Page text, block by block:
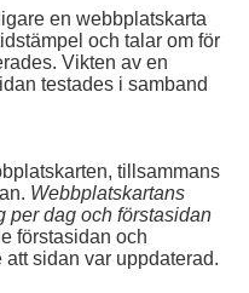
en webbplatskarta
och talar om för
Vikten av en
testades i samband
tillsammans
Webbplatskartans
per dag och förstasidan
förstasidan och
sidan var uppdaterad.